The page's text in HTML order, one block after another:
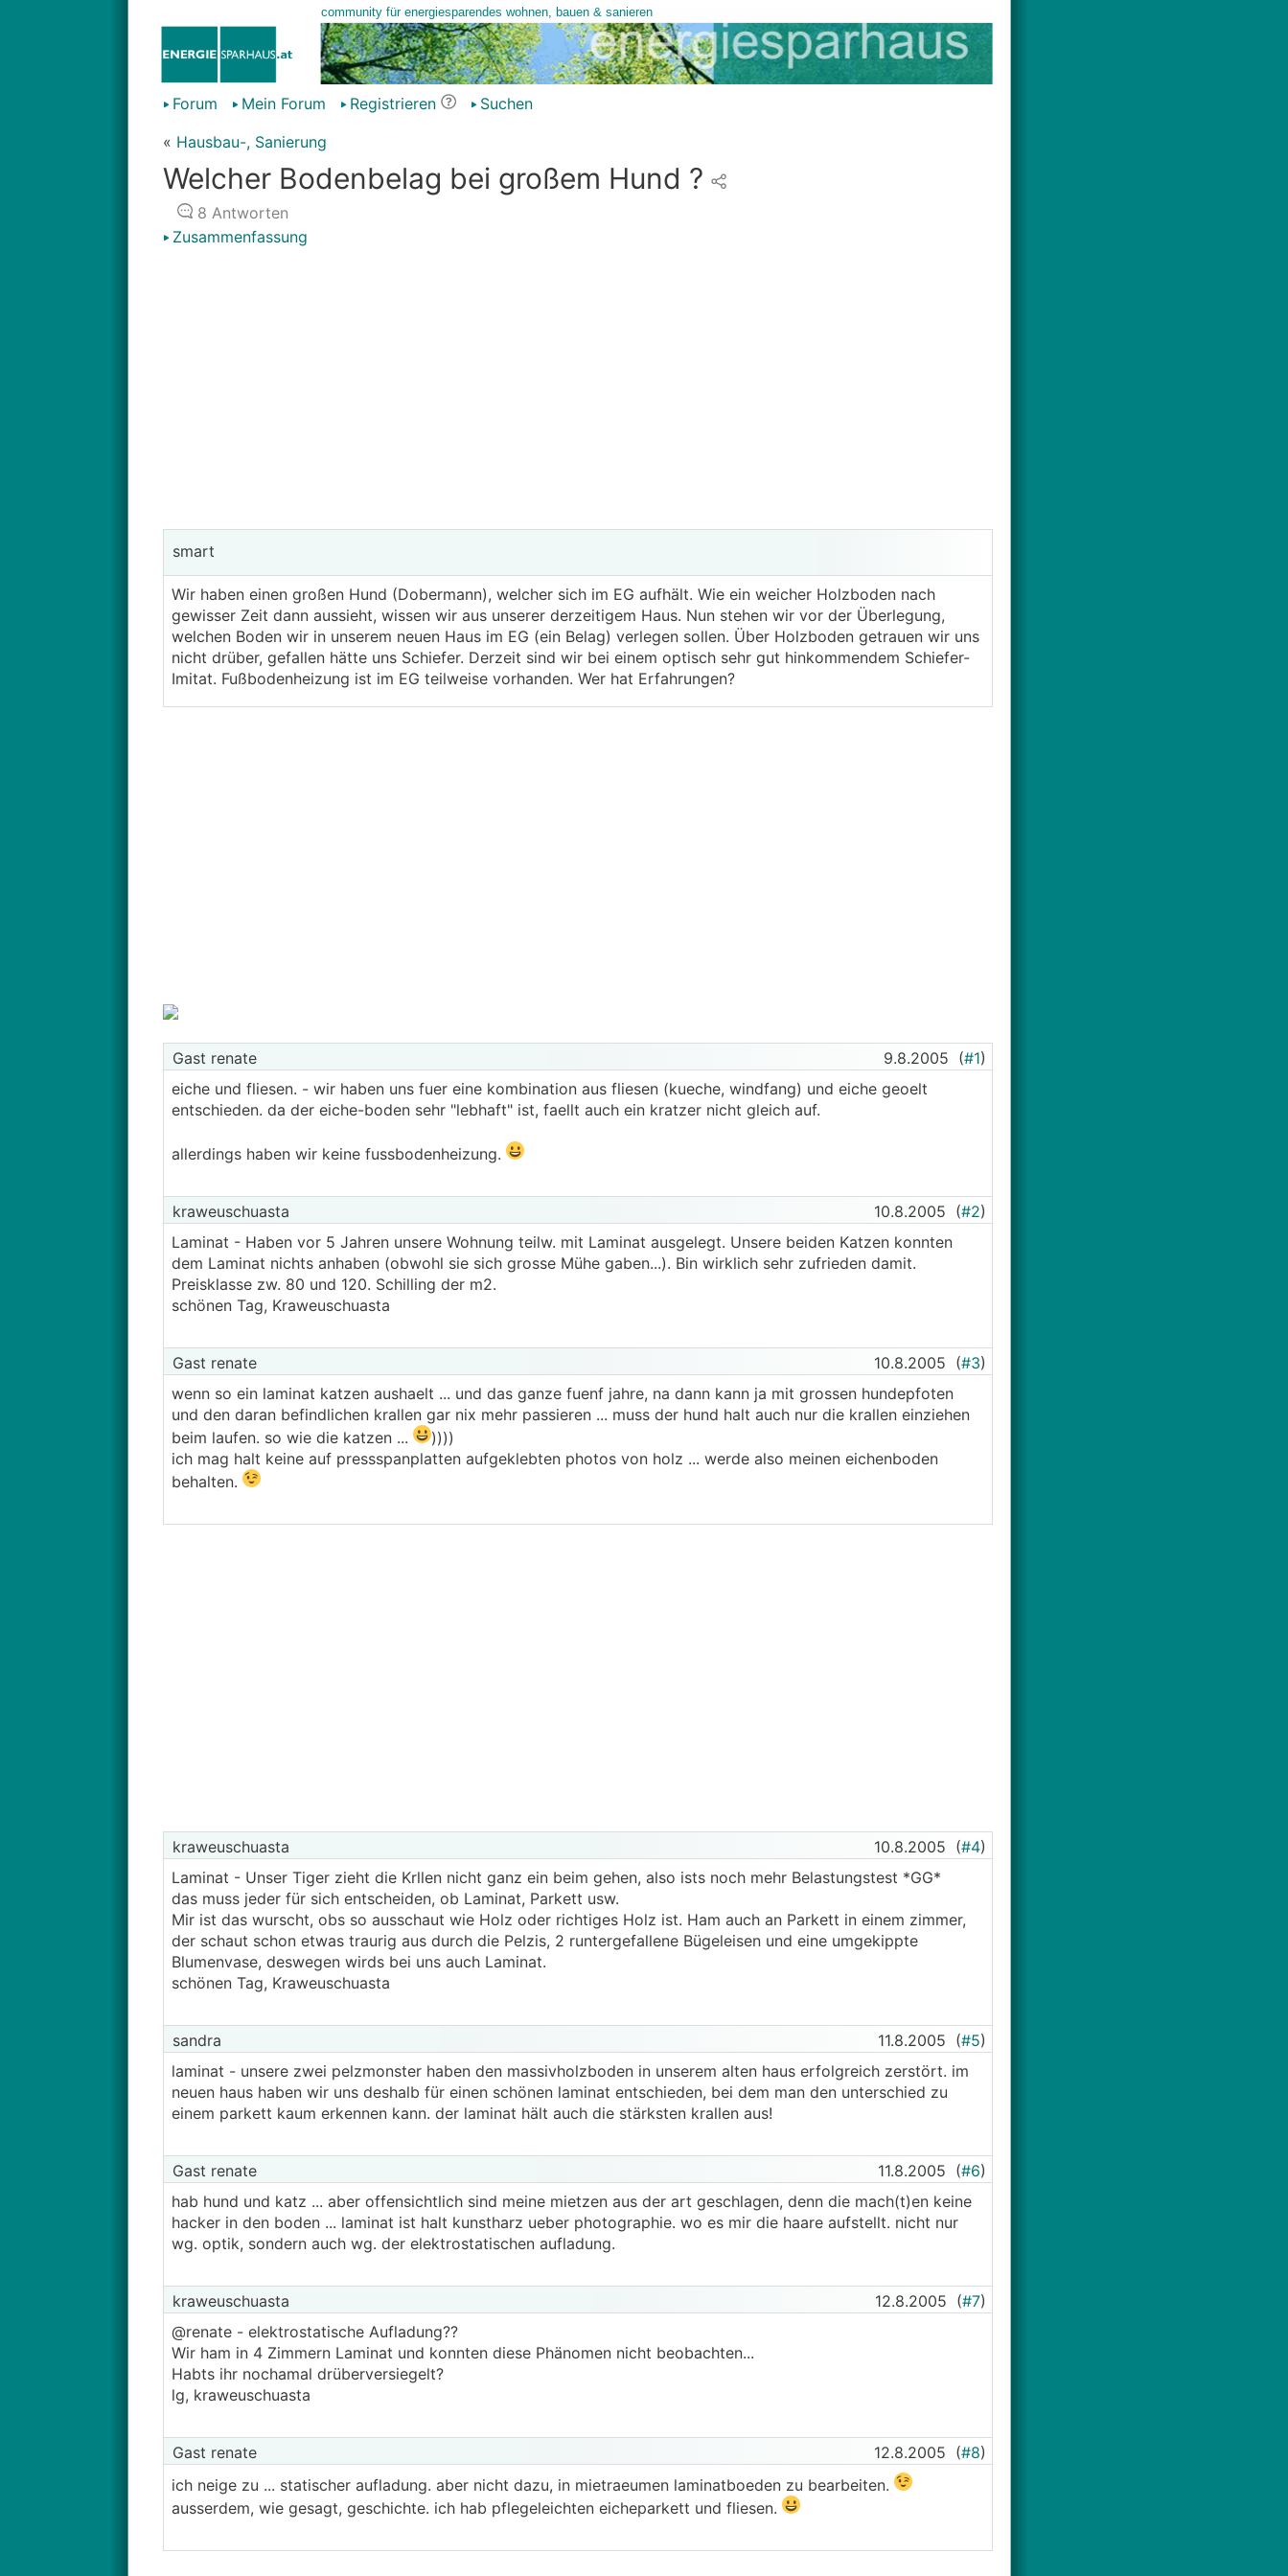
Forum Mein Forum Registrieren
Suchen
« Hausbau-, Sanierung
Welcher Bodenbelag bei großem Hund ?
8 Antworten
Zusammenfassung
smart
Wir haben einen großen Hund (Dobermann), welcher sich im EG aufhält. Wie ein weicher Holzboden nach
gewisser Zeit dann aussieht, wissen wir aus unserer derzeitigem Haus. Nun stehen wir vor der Überlegung,
welchen Boden wir in unserem neuen Haus im EG (ein Belag) verlegen sollen. Über Holzboden getrauen wir uns
nicht drüber, gefallen hätte uns Schiefer. Derzeit sind wir bei einem optisch sehr gut hinkommendem Schiefer-
Imitat. Fußbodenheizung ist im EG teilweise vorhanden. Wer hat Erfahrungen?
Gast renate 9.8.2005 (#1)
eiche und fliesen. - wir haben uns fuer eine kombination aus fliesen (kueche, windfang) und eiche geoelt
entschieden. da der eiche-boden sehr "lebhaft" ist, faellt auch ein kratzer nicht gleich auf.
allerdings haben wir keine fussbodenheizung.
kraweuschuasta 10.8.2005 (#2)
Laminat - Haben vor 5 Jahren unsere Wohnung teilw. mit Laminat ausgelegt. Unsere beiden Katzen konnten
dem Laminat nichts anhaben (obwohl sie sich grosse Mühe gaben...). Bin wirklich sehr zufrieden damit.
Preisklasse zw. 80 und 120. Schilling der m2.
schönen Tag, Kraweuschuasta
Gast renate 10.8.2005 (#3)
wenn so ein laminat katzen aushaelt ... und das ganze fuenf jahre, na dann kann ja mit grossen hundepfoten
und den daran befindlichen krallen gar nix mehr passieren ... muss der hund halt auch nur die krallen einziehen
beim laufen. so wie die katzen ...
))))
ich mag halt keine auf pressspanplatten aufgeklebten photos von holz ... werde also meinen eichenboden
behalten.
kraweuschuasta 10.8.2005 (#4)
Laminat - Unser Tiger zieht die Krllen nicht ganz ein beim gehen, also ists noch mehr Belastungstest *GG*
das muss jeder für sich entscheiden, ob Laminat, Parkett usw.
Mir ist das wurscht, obs so ausschaut wie Holz oder richtiges Holz ist. Ham auch an Parkett in einem zimmer,
der schaut schon etwas traurig aus durch die Pelzis, 2 runtergefallene Bügeleisen und eine umgekippte
Blumenvase, deswegen wirds bei uns auch Laminat.
schönen Tag, Kraweuschuasta
sandra 11.8.2005 (#5)
laminat - unsere zwei pelzmonster haben den massivholzboden in unserem alten haus erfolgreich zerstört. im
neuen haus haben wir uns deshalb für einen schönen laminat entschieden, bei dem man den unterschied zu
einem parkett kaum erkennen kann. der laminat hält auch die stärksten krallen aus!
Gast renate 11.8.2005 (#6)
hab hund und katz ... aber offensichtlich sind meine mietzen aus der art geschlagen, denn die mach(t)en keine
hacker in den boden ... laminat ist halt kunstharz ueber photographie. wo es mir die haare aufstellt. nicht nur
wg. optik, sondern auch wg. der elektrostatischen aufladung.
kraweuschuasta 12.8.2005 (#7)
@renate - elektrostatische Aufladung??
Wir ham in 4 Zimmern Laminat und konnten diese Phänomen nicht beobachten...
Habts ihr nochamal drüberversiegelt?
lg, kraweuschuasta
Gast renate 12.8.2005 (#8)
ich neige zu ... statischer aufladung. aber nicht dazu, in mietraeumen laminatboeden zu bearbeiten.
ausserdem, wie gesagt, geschichte. ich hab pflegeleichten eicheparkett und fliesen.